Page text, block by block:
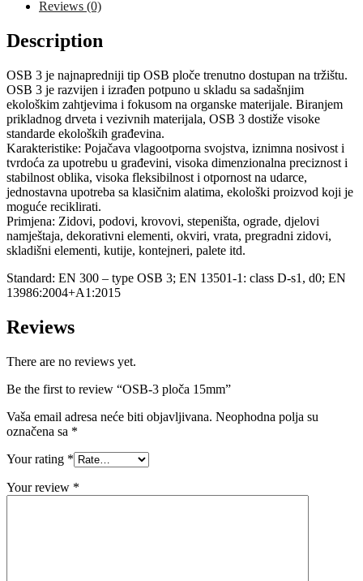
Reviews (0)
Description
OSB 3 je najnapredniji tip OSB ploče trenutno dostupan na tržištu.
OSB 3 je razvijen i izrađen potpuno u skladu sa sadašnjim
ekološkim zahtjevima i fokusom na organske materijale. Biranjem
prikladnog drveta i vezivnih materijala, OSB 3 dostiže visoke
standarde ekoloških građevina.
Karakteristike: Pojačava vlagootporna svojstva, iznimna nosivost i
tvrdoća za upotrebu u građevini, visoka dimenzionalna preciznost i
stabilnost oblika, visoka fleksibilnost i otpornost na udarce,
jednostavna upotreba sa klasičnim alatima, ekološki proizvod koji je
moguće reciklirati.
Primjena: Zidovi, podovi, krovovi, stepeništa, ograde, djelovi
namještaja, dekorativni elementi, okviri, vrata, pregradni zidovi,
skladišni elementi, kutije, kontejneri, palete itd.
Standard: EN 300 – type OSB 3; EN 13501-1: class D-s1, d0; EN
13986:2004+A1:2015
Reviews
There are no reviews yet.
Be the first to review “OSB-3 ploča 15mm”
Vaša email adresa neće biti objavljivana. Neophodna polja su
označena sa *
Your rating *
Your review *